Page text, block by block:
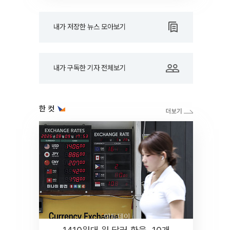
내가 저장한 뉴스 모아보기
내가 구독한 기자 전체보기
한 컷